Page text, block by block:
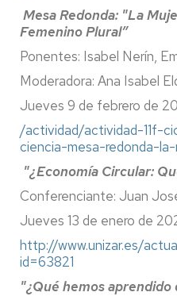
Mesa Redonda: "La
Femenino Plural”
Ponentes: Isabel Nerín,
Moderadora: Ana Isabel
Jueves 9 de febrero de
/actividad/actividad-11f-
ciencia-mesa-redonda-
"¿Economía Circular:
Conferenciante: Juan
Jueves 13 de enero de
http://www.unizar.es/
id=63821
"¿Qué hemos aprendido